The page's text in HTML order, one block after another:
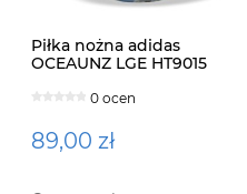
Piłka nożna adidas
OCEAUNZ LGE HT9015
0 ocen
89,00 zł